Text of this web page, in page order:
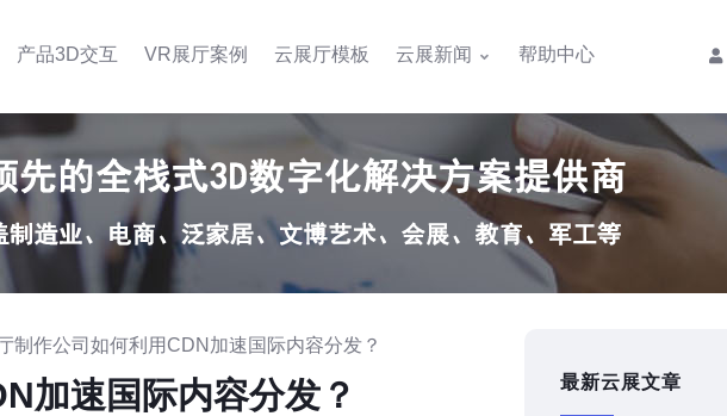
产品3D交互 VR展厅案例 云展厅模板 云展新闻 帮助中心
制作公司如何利用CDN加速国际内容分发？
加速国际内容分发？ 最新云展文章